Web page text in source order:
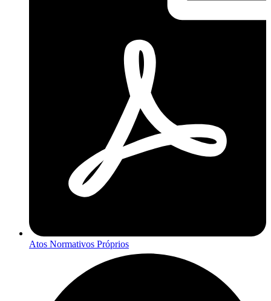
Atos Normativos Próprios